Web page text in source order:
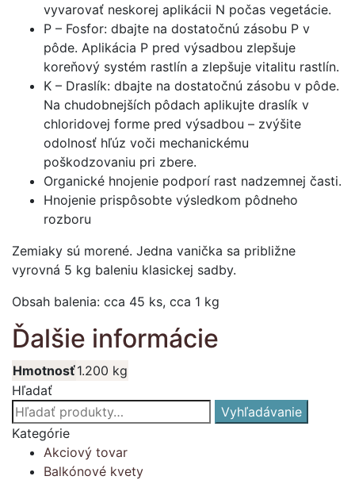
vyvarovať neskorej aplikácii N počas vegetácie.
P – Fosfor: dbajte na dostatočnú zásobu P v
pôde. Aplikácia P pred výsadbou zlepšuje
koreňový systém rastlín a zlepšuje vitalitu rastlín.
K – Draslík: dbajte na dostatočnú zásobu v pôde.
Na chudobnejších pôdach aplikujte draslík v
chloridovej forme pred výsadbou – zvýšite
odolnosť hľúz voči mechanickému
poškodzovaniu pri zbere.
Organické hnojenie podporí rast nadzemnej časti.
Hnojenie prispôsobte výsledkom pôdneho
rozboru
Zemiaky sú morené. Jedna vanička sa približne
vyrovná 5 kg baleniu klasickej sadby.
Obsah balenia: cca 45 ks, cca 1 kg
Ďalšie informácie
Hmotnosť1.200 kg
Hľadať
Hľadať:
Vyhľadávanie
Kategórie
Akciový tovar
Balkónové kvety